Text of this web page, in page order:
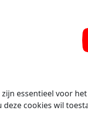
essentieel voor
cookies wil